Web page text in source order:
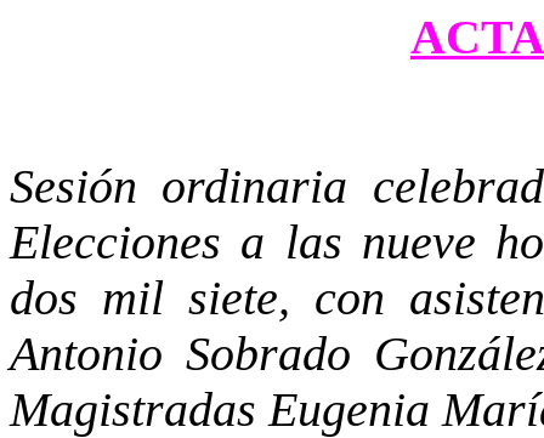
ACTA
Sesión ordinaria
Elecciones a las nueve
dos mil siete, con
Antonio Sobrado
Magistradas Eugenia